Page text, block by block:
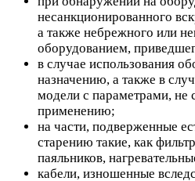
несанкционированного
а также небрежного или
оборудованием,
в случае использования
назначению, а также в
модели с параметрами, не
применению;
на части, подверженные
старению такие, как
паяльников,
кабели, изношенные